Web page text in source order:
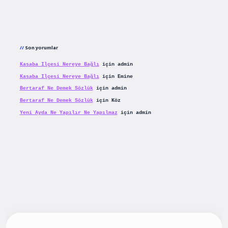
Son yorumlar
Kasaba Ilçesi Nereye Bağlıiçin admin
Kasaba Ilçesi Nereye Bağlıiçin Emine
Bertaraf Ne Demek Sözlükiçin admin
Bertaraf Ne Demek Sözlükiçin Köz
Yeni Ayda Ne Yapılır Ne Yapılmaziçin admin